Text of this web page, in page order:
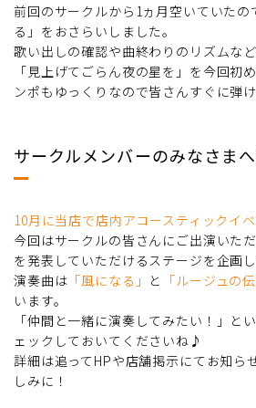
前回のサークルから1ヵ月空いていたの
る」をおさらいしました。
歌い出しの確認や曲終わりのリズムな
「見上げてごらん夜の星を」を今回初
ンポもゆっくりなので皆さんすぐに弾
サークルメンバーのみなさま
10月に当店で店内アコースティックイ
今回はサークルの皆さんにご出演いた
を発表していただけるステージを企画し
演奏曲は 「風になる」 と 「ルージュの伝
います。
「仲間と一緒に演奏してみたい！」と
ェックしておいてくださいね♪
詳細は追ってHPや店舗掲示にてお知ら
しみに！